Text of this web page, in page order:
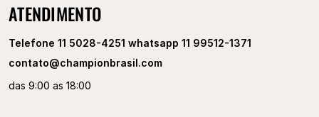
ATENDIMENTO
Telefone 11 5028-4251 whatsapp 11 99512-1371
contato@championbrasil.com
das 9:00 as 18:00